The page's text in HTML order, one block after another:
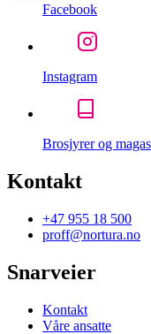
Facebook
Instagram
Brosjyrer og
Kontakt
+47 955 18 500
proff@nortura.no
Snarveier
Kontakt
Våre ansatte